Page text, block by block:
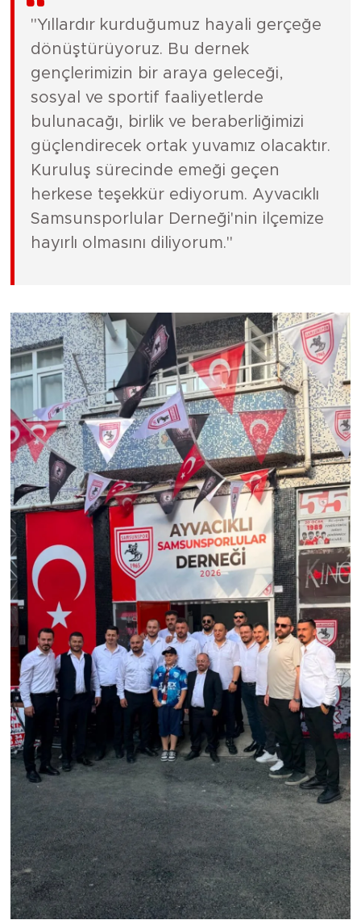
"Yıllardır kurduğumuz hayali gerçeğe
dönüştürüyoruz. Bu dernek
gençlerimizin bir araya geleceği,
sosyal ve sportif faaliyetlerde
bulunacağı, birlik ve beraberliğimizi
güçlendirecek ortak yuvamız olacaktır.
Kuruluş sürecinde emeği geçen
herkese teşekkür ediyorum. Ayvacıklı
Samsunsporlular Derneği'nin ilçemize
hayırlı olmasını diliyorum."